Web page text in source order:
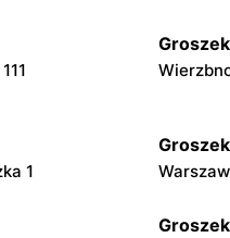
Groszek
1
Groszek
Groszek